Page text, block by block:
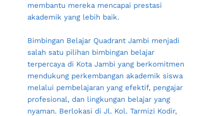
membantu mereka mencapai prestasi
akademik yang lebih baik.
Bimbingan Belajar Quadrant Jambi menjadi
salah satu pilihan bimbingan belajar
terpercaya di Kota Jambi yang berkomitmen
mendukung perkembangan akademik siswa
melalui pembelajaran yang efektif, pengajar
profesional, dan lingkungan belajar yang
nyaman. Berlokasi di Jl. Kol. Tarmizi Kodir,